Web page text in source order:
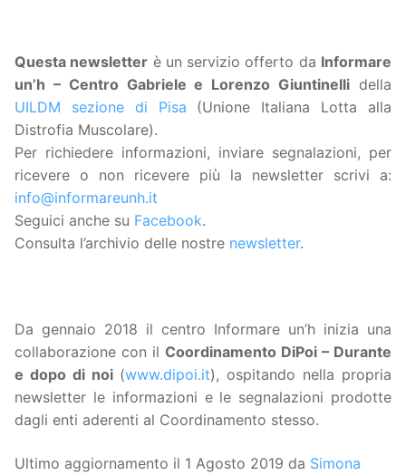
Questa newsletter è un servizio offerto da Informare
un’h – Centro Gabriele e Lorenzo Giuntinelli della
UILDM sezione di Pisa (Unione Italiana Lotta alla
Distrofia Muscolare).
Per richiedere informazioni, inviare segnalazioni, per
ricevere o non ricevere più la newsletter scrivi a:
info@informareunh.it
Seguici anche su Facebook.
Consulta l’archivio delle nostre newsletter.
Da gennaio 2018 il centro Informare un’h inizia una
collaborazione con il Coordinamento DiPoi – Durante
e dopo di noi(www.dipoi.it), ospitando nella propria
newsletter le informazioni e le segnalazioni prodotte
dagli enti aderenti al Coordinamento stesso.
Ultimo aggiornamento il 1 Agosto 2019 da Simona